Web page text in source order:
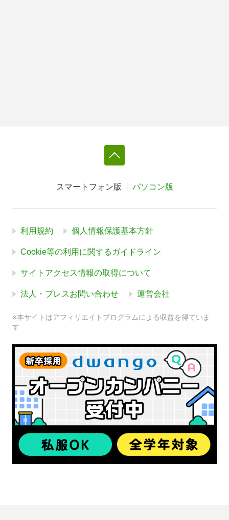
スマートフォン版 パソコン版
利用規約 個人情報保護基本方針
Cookie等の利用に関するガイドライン
サイトアクセス情報の取得について
法人・プレスお問い合わせ 運営会社
※本サイトはアフィリエイトプログラムによる収益を得ていま
す